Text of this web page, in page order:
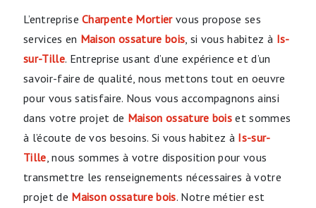
L’entrepriseCharpente Mortiervous propose ses
services en Maison ossature bois , si vous habitez à Is-
sur-Tille. Entreprise usant d’une expérience et d’un
savoir-faire de qualité, nous mettons tout en oeuvre
pour vous satisfaire. Nous vous accompagnons ainsi
dans votre projet de Maison ossature bois et sommes
à l’écoute de vos besoins. Si vous habitez à Is-sur-
Tille , nous sommes à votre disposition pour vous
transmettre les renseignements nécessaires à votre
projet de Maison ossature bois. Notre métier est